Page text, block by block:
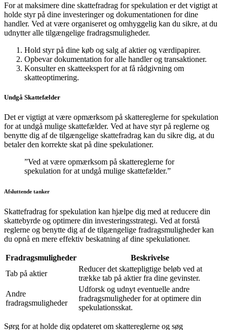
For at maksimere dine skattefradrag for spekulation er det vigtigt at
holde styr på dine investeringer og dokumentationen for dine
handler. Ved at være organiseret og omhyggelig kan du sikre, at du
udnytter alle tilgængelige fradragsmuligheder.
Hold styr på dine køb og salg af aktier og værdipapirer.
Opbevar dokumentation for alle handler og transaktioner.
Konsulter en skatteekspert for at få rådgivning om
skatteoptimering.
Undgå Skattefælder
Det er vigtigt at være opmærksom på skattereglerne for spekulation
for at undgå mulige skattefælder. Ved at have styr på reglerne og
benytte dig af de tilgængelige skattefradrag kan du sikre dig, at du
betaler den korrekte skat på dine spekulationer.
”Ved at være opmærksom på skattereglerne for
spekulation for at undgå mulige skattefælder.”
Afsluttende tanker
Skattefradrag for spekulation kan hjælpe dig med at reducere din
skattebyrde og optimere din investeringsstrategi. Ved at forstå
reglerne og benytte dig af de tilgængelige fradragsmuligheder kan
du opnå en mere effektiv beskatning af dine spekulationer.
Fradragsmuligheder
Beskrivelse
Tab på aktier
Reducer det skattepligtige beløb ved at
trække tab på aktier fra dine gevinster.
Andre
fradragsmuligheder
Udforsk og udnyt eventuelle andre
fradragsmuligheder for at optimere din
spekulationsskat.
Sørg for at holde dig opdateret om skattereglerne og søg